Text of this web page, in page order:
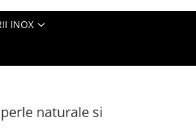
INOX
naturale si